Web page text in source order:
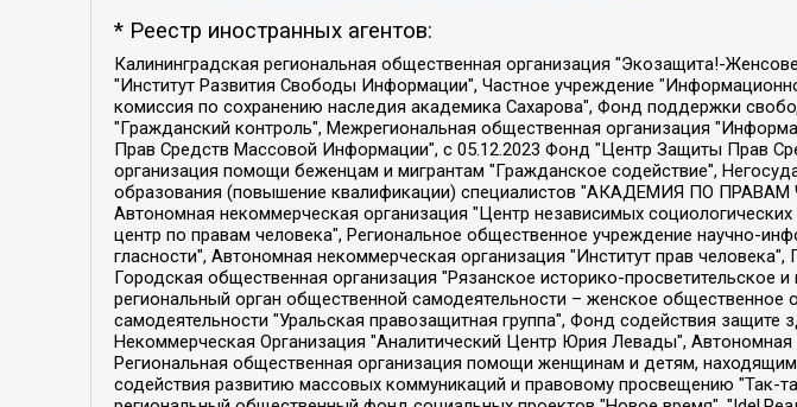
* Реестр иностранных агентов:
Калининградская региональная общественная организация "Экозащита!-Женсовет", Фонд содействия защите прав и свобод граждан "Общественный вердикт", Фонд "Институт Развития Свободы Информации", Частное учреждение "Информационное агентство МЕМО. РУ", Региональная общественная организация "Общественная комиссия по сохранению наследия академика Сахарова", Фонд поддержки свободы прессы, Санкт-Петербургская общественная правозащитная организация "Гражданский контроль", Межрегиональная общественная организация "Информационно-просветительский центр "Мемориал", Региональный Фонд "Центр Защиты Прав Средств Массовой Информации", с 05.12.2023 Фонд "Центр Защиты Прав Средств массовой информации", Региональная общественная благотворительная организация помощи беженцам и мигрантам "Гражданское содействие", Негосударственное образовательное учреждение дополнительного профессионального образования (повышение квалификации) специалистов "АКАДЕМИЯ ПО ПРАВАМ ЧЕЛОВЕКА", Свердловская региональная общественная организация "Сутяжник", Автономная некоммерческая организация "Центр независимых социологических исследований", Союз общественных объединений "Российский исследовательский центр по правам человека", Региональное общественное учреждение научно-информационный центр "МЕМОРИАЛ", Некоммерческая организация "Фонд защиты гласности", Автономная некоммерческая организация "Институт прав человека", Городская общественная организация "Екатеринбургское общество "МЕМОРИАЛ", Городская общественная организация "Рязанское историко-просветительское и правозащитное общество "Мемориал" (Рязанский Мемориал), Челябинский региональный орган общественной самодеятельности – женское общественное объединение "Женщины Евразии", Челябинский региональный орган общественной самодеятельности "Уральская правозащитная группа", Фонд содействия защите здоровья и социальной справедливости имени Андрея Рылькова, Автономная Некоммерческая Организация "Аналитический Центр Юрия Левады", Автономная некоммерческая организация социальной поддержки населения "Проект Апрель", Региональная общественная организация помощи женщинам и детям, находящимся в кризисной ситуации "Информационно-методический центр "Анна", Фонд содействия развитию массовых коммуникаций и правовому просвещению "Так-так-Так", Фонд содействия устойчивому развитию "Серебряная тайга", Свердловский региональный общественный фонд социальных проектов "Новое время", "Idel.Реалии", Кавказ.Реалии, Крым.Реалии, Телеканал Настоящее Время, Татаро-башкирская служба Радио Свобода (Azatliq Radiosi), Радио Свободная Европа/Радио Свобода (PCE/PC), "Сибирь.Реалии", "Фактограф", Благотворительный фонд помощи осужденным и их семьям, Автономная некоммерческая организация "Институт глобализации и социальных движений", Фонд "В защиту прав заключенных", Частное учреждение "Центр поддержки и содействия развитию средств массовой информации", Пензенский региональный общественный благотворительный фонд "Гражданский союз", "Север.Реалии", Некоммерческая организация Фонд "Правовая инициатива", Общество с ограниченной ответственностью "Радио Свободная Европа/Радио Свобода", Чешское информационное агентство "MEDIUM-ORIENT", Красноярская региональная общественная организация "Мы против СПИДа", Камалягин Денис Николаевич, Маркелов Сергей Евгеньевич, Пономарев Лев Александрович, Савицкая Людмила Алексеевна, Автономная некоммерческая организация "Центр по работе с проблемой насилия "НАСИЛИЮ.НЕТ", Межрегиональный профессиональный союз работников здравоохранения "Альянс врачей", Юридическое лицо, зарегистрированное в Латвийской Республике, SIA "Medusa Project" (регистрационный номер 40103797863, дата регистрации 10.06.2014), Некоммерческая организация "Фонд по борьбе с коррупцией", Автономная некоммерческая организация "Институт права и публичной политики", Баданин Роман Сергеевич, Гликин Максим Александрович, Железнова Мария Михайловна, Лукьянова Юлия Сергеевна, Маетная Елизавета Витальевна, Маняхин Петр Борисович, Чуракова Ольга Владимировна, Ярош Юлия Петровна, Юридическое лицо "The Insider SIA", зарегистрированное в Риге, Латвийская Республика (дата регистрации 26.06.2015), являющееся администратором доменного имени интернет-издания "The Insider SIA", https://theins.ru, Постернак Алексей Евгеньевич, Рубин Михаил Аркадьевич, Анин Роман Александрович, Юридическое лицо Istories fonds, зарегистрированное в Латвийской Республике (регистрационный номер 50008295751, дата регистрации 24.02.2020), Великовский Дмитрий Александрович, Долинина Ирина Николаевна, Мароховская Алеся Алексеевна, Шлейнов Роман Юрьевич, Шмагун Олеся Валентиновна, Общество с ограниченной ответственностью "Альтаир 2021", Общество с ограниченной ответственностью "Вега 2021", Общество с ограниченной ответственностью "Главный редактор 2021", Общество с ограниченной